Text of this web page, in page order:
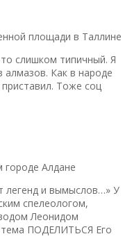
площади в Таллине
слишком типичный. Я
алмазов. Как в народе
Тоже соц
городе Алдане
легенд и вымыслов…» У
спелеологом,
Леонидом
ПОДЕЛИТЬСЯ Его